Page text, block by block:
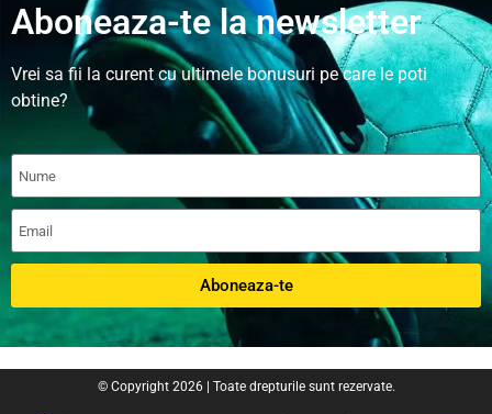
Aboneaza-te la newsletter
Vrei sa fii la curent cu ultimele bonusuri pe care le poti
obtine?
Aboneaza-te
© Copyright 2026 | Toate drepturile sunt rezervate.